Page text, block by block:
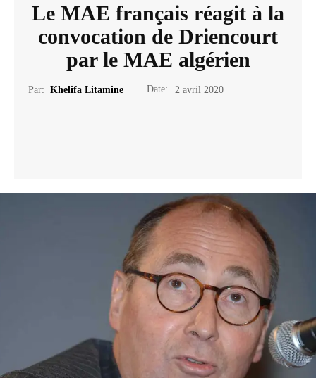
Le MAE français réagit à la
convocation de Driencourt
par le MAE algérien
Par: Khelifa Litamine Date: 2 avril 2020